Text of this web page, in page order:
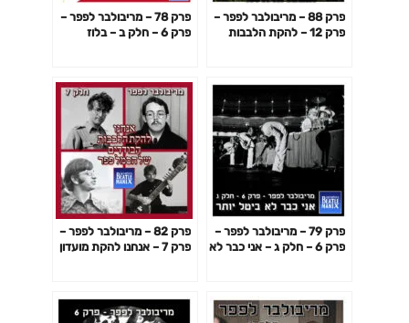
פרק 88 – מריבולבר לפפר –
פרק 12 – להקת הלבבות
פרק 78 – מריבולבר לפפר –
פרק 6 – חלק ב – בלוז
פרק 79 – מריבולבר לפפר –
פרק 6 – חלק ג – אני כבר לא
פרק 82 – מריבולבר לפפר –
פרק 7 – אנחנו להקת מועדון